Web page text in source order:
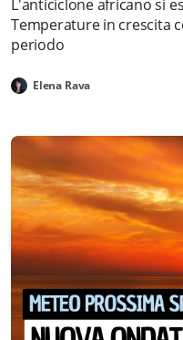
L'anticiclone africano si
Temperature in crescita
periodo
Elena Rava